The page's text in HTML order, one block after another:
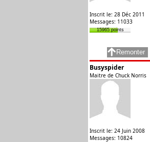
Inscrit le: 28 Déc 2011
Messages: 11033
15965 points
Busyspider
Maitre de Chuck Norris
Inscrit le: 24 Juin 2008
Messages: 10824